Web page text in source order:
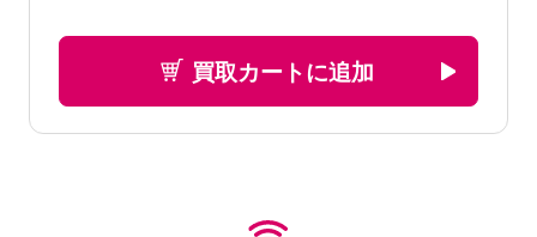
買取カートに追加